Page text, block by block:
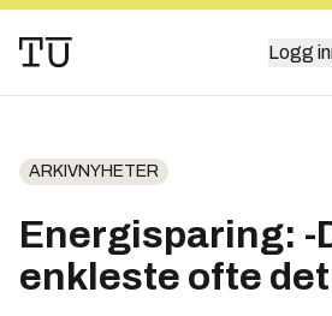
Logg
ARKIVNYHETER
Energisparing: -
enkleste ofte